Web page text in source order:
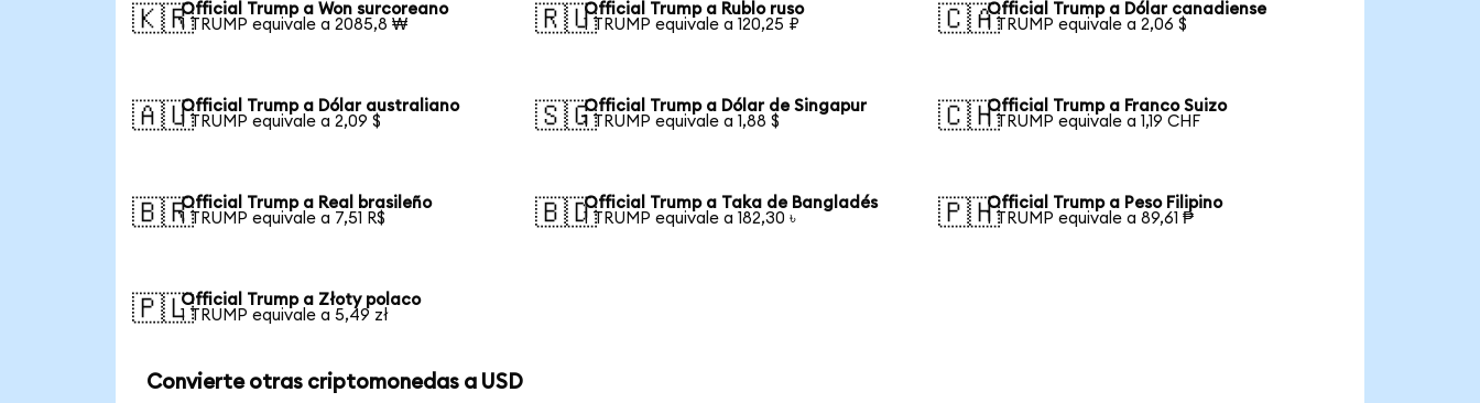
🇰🇷Official Trump a Won surcoreano
1 TRUMP equivale a 2085,8 ₩
🇷🇺Official Trump a Rublo ruso
1 TRUMP equivale a 120,25 ₽
🇨🇦Official Trump a Dólar canadiense
1 TRUMP equivale a 2,06 $
🇦🇺Official Trump a Dólar australiano
1 TRUMP equivale a 2,09 $
🇸🇬Official Trump a Dólar de Singapur
1 TRUMP equivale a 1,88 $
🇨🇭Official Trump a Franco Suizo
1 TRUMP equivale a 1,19 CHF
🇧🇷Official Trump a Real brasileño
1 TRUMP equivale a 7,51 R$
🇧🇩Official Trump a Taka de Bangladés
1 TRUMP equivale a 182,30 ৳
🇵🇭Official Trump a Peso Filipino
1 TRUMP equivale a 89,61 ₱
🇵🇱Official Trump a Złoty polaco
1 TRUMP equivale a 5,49 zł
Convierte otras criptomonedas a USD